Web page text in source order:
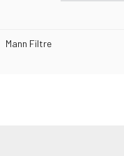
Mann Filtre